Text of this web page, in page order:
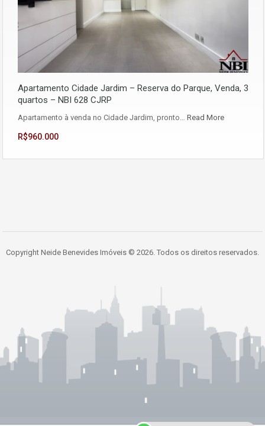
Apartamento Cidade Jardim – Reserva do Parque, Venda, 3
quartos – NBI 628 CJRP
Apartamento à venda no Cidade Jardim, pronto… Read More
R$960.000
Copyright Neide Benevides Imóveis © 2026. Todos os direitos reservados.